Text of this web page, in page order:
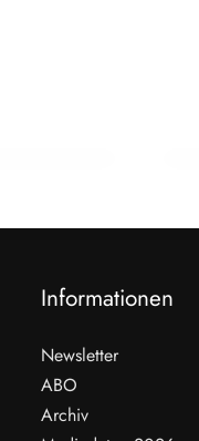
Informationen
Newsletter
ABO
Archiv